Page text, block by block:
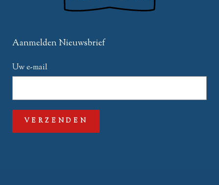
Aanmelden Nieuwsbrief
Uw e-mail